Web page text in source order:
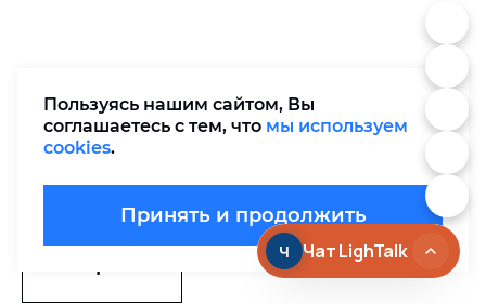
Что вы получите после
завершения проекта
Запросить рекомендации клиентов
Пользуясь нашим сайтом, Вы
соглашаетесь с тем, что мы используем
cookies.
Принять и продолжить